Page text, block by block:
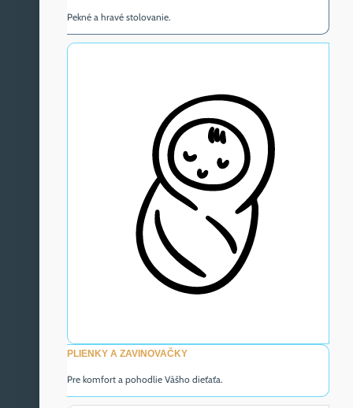
Pekné a hravé stolovanie.
PLIENKY A ZAVINOVAČKY
Pre komfort a pohodlie Vášho dieťaťa.